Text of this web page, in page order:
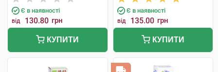
Є в наявності
від 130.80 грн
КУПИТИ
Є в наявності
від 135.00 грн
КУПИТИ